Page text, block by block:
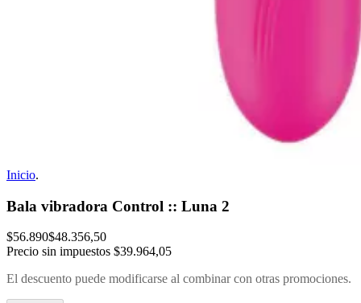
Inicio.
Bala vibradora Control :: Luna 2
$56.890$48.356,50
Precio sin impuestos $39.964,05
El descuento puede modificarse al combinar con otras promociones.